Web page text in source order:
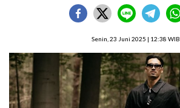
Senin, 23 Juni 2025 | 12:38 WIB